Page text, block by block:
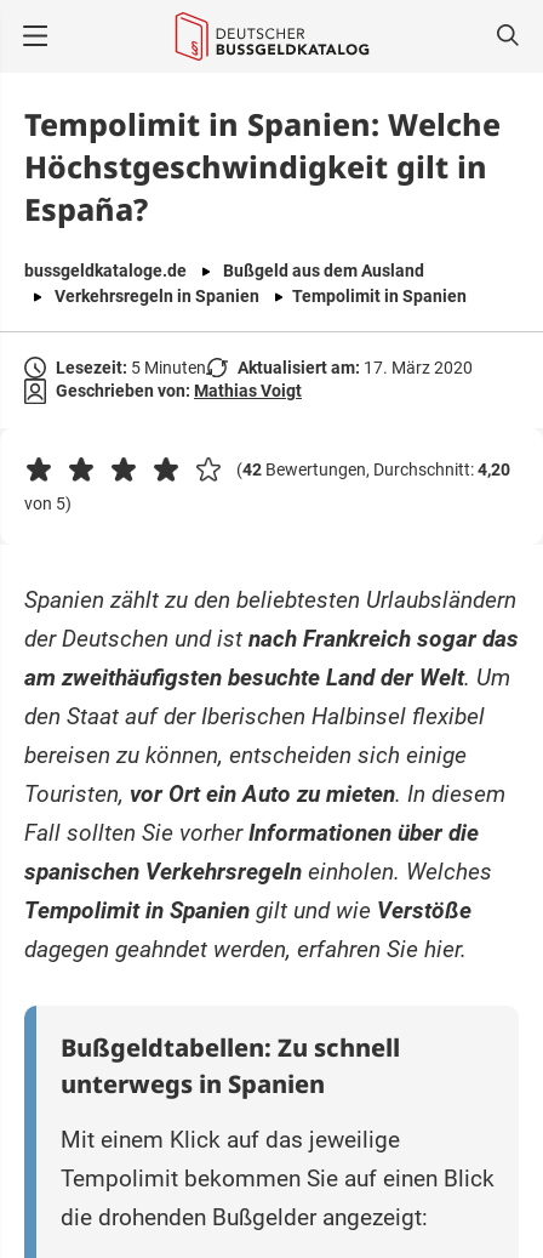
Tempolimit in Spanien: Welche
Höchstgeschwindigkeit gilt in
España?
bussgeldkataloge.de
Bußgeld aus dem Ausland
Verkehrsregeln in Spanien
Tempolimit in Spanien
Lesezeit: 5 Minuten Aktualisiert am: 17. März 2020
Geschrieben von: Mathias Voigt
(42 Bewertungen, Durchschnitt:4,20
von 5)
Spanien zählt zu den beliebtesten Urlaubsländern
der Deutschen und ist nach Frankreich sogar das
am zweithäufigsten besuchte Land der Welt. Um
den Staat auf der Iberischen Halbinsel flexibel
bereisen zu können, entscheiden sich einige
Touristen, vor Ort ein Auto zu mieten. In diesem
Fall sollten Sie vorherInformationen über die
spanischen Verkehrsregeln einholen. Welches
Tempolimit in Spanien gilt und wie Verstöße
dagegen geahndet werden, erfahren Sie hier.
Bußgeldtabellen: Zu schnell
unterwegs in Spanien
Mit einem Klick auf das jeweilige
Tempolimit bekommen Sie auf einen Blick
die drohenden Bußgelder angezeigt: